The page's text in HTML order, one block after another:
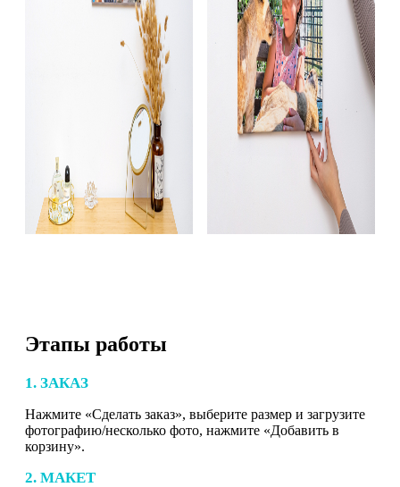
Этапы работы
1. ЗАКАЗ
Нажмите «Сделать заказ», выберите размер и загрузите
фотографию/несколько фото, нажмите «Добавить в
корзину».
2. МАКЕТ